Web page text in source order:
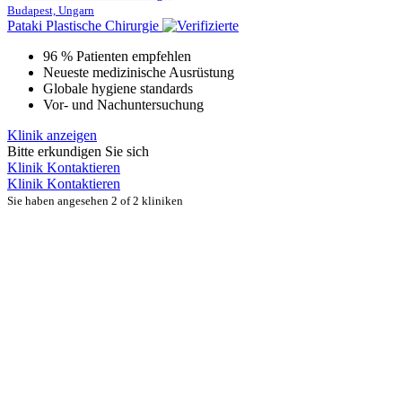
Budapest, Ungarn
Pataki Plastische Chirurgie
96 % Patienten empfehlen
Neueste medizinische Ausrüstung
Globale hygiene standards
Vor- und Nachuntersuchung
Klinik anzeigen
Bitte erkundigen Sie sich
Klinik Kontaktieren
Klinik Kontaktieren
Sie haben angesehen 2 of 2 kliniken